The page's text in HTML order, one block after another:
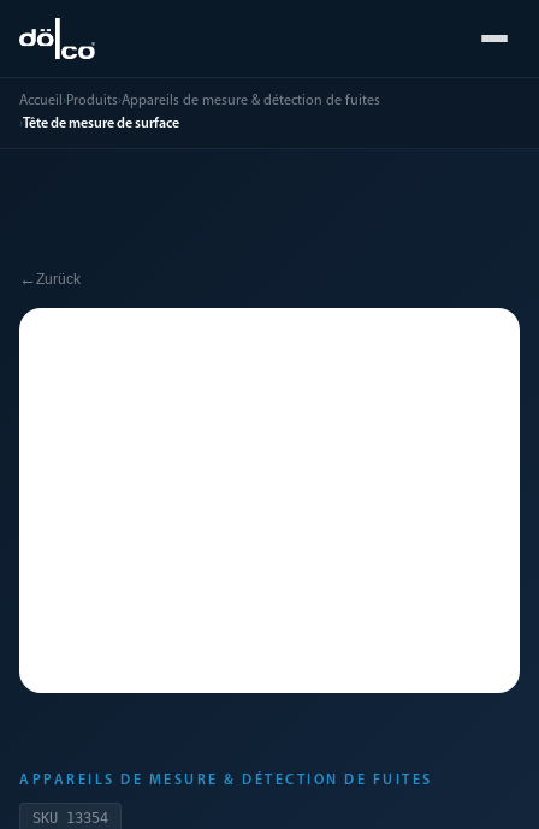
Accueil ›Produits›Appareils de mesure & détection de fuites
›Tête de mesure de surface
← Zurück
APPAREILS DE MESURE & DÉTECTION DE FUITES
SKU 13354